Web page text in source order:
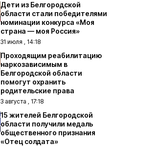
Дети из Белгородской
области стали победителями
номинации конкурса «Моя
страна — моя Россия»
31 июля , 14:18
Проходящим реабилитацию
наркозависимым в
Белгородской области
помогут охранить
родительские права
3 августа , 17:18
15 жителей Белгородской
области получили медаль
общественного признания
«Отец солдата»